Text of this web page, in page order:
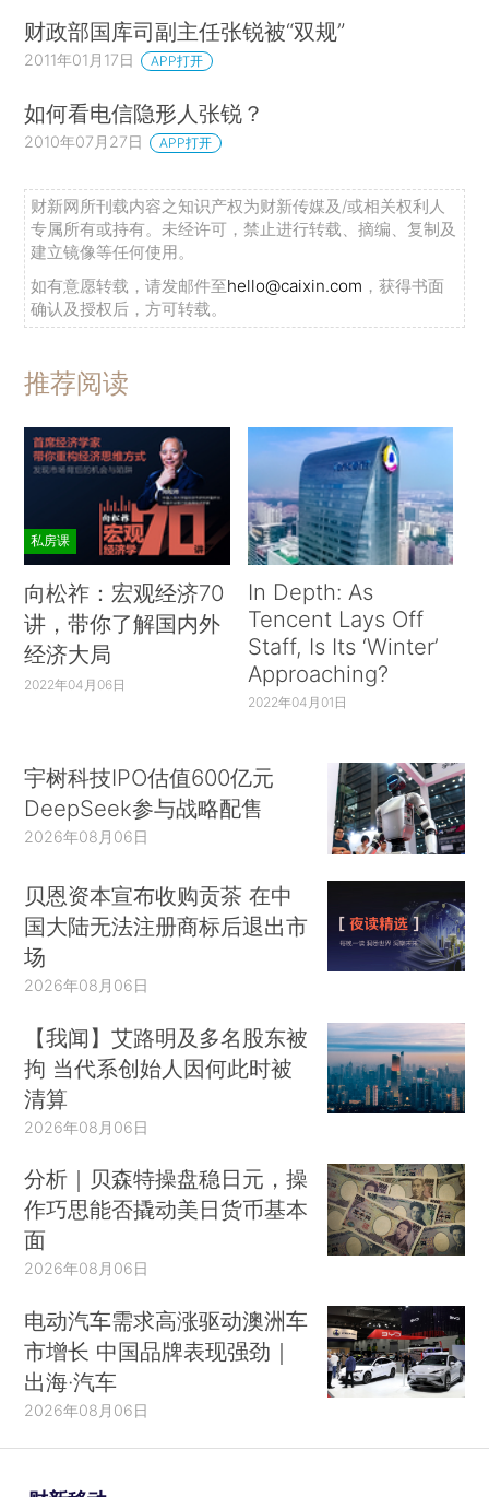
财政部国库司副主任张锐被“双规”
2011年01月17日 APP打开
如何看电信隐形人张锐？
2010年07月27日 APP打开
财新网所刊载内容之知识产权为财新传媒及/或相关权利人
专属所有或持有。未经许可，禁止进行转载、摘编、复制及
建立镜像等任何使用。
如有意愿转载，请发邮件至hello@caixin.com ，获得书面
确认及授权后，方可转载。
推荐阅读
私房课
向松祚：宏观经济70
讲，带你了解国内外
经济大局
2022年04月06日
In Depth: As
Tencent Lays Off
Staff, Is Its ‘Winter’
Approaching?
2022年04月01日
宇树科技IPO估值600亿元
DeepSeek参与战略配售
2026年08月06日
贝恩资本宣布收购贡茶 在中
国大陆无法注册商标后退出市
场
2026年08月06日
【我闻】艾路明及多名股东被
拘 当代系创始人因何此时被
清算
2026年08月06日
分析｜贝森特操盘稳日元，操
作巧思能否撬动美日货币基本
面
2026年08月06日
电动汽车需求高涨驱动澳洲车
市增长 中国品牌表现强劲｜
出海·汽车
2026年08月06日